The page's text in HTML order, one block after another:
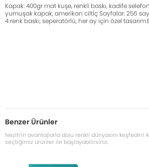
Kapak: 400gr mat kuşe, renkli baskı, kadife
yumuşak kapak, amerikan ciltİç Sayfalar: 256
4 renk baskı, seperatörlü, her ay için özel
Benzer Ürünler
Nezih’in avantajlarla dolu renkli dünyasını keşfedin!
seçtiğimiz ürünler ile başlayabilirsiniz.